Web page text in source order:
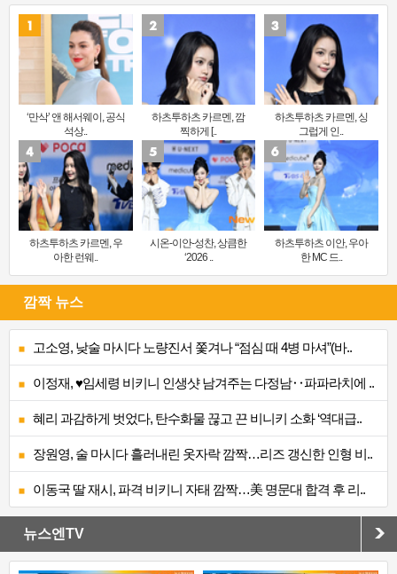
‘만삭’ 앤 해서웨이, 공식
석상..
하츠투하츠 카르멘, 깜
찍하게 [..
하츠투하츠 카르멘, 싱
그럽게 인..
하츠투하츠 카르멘, 우
아한 런웨..
시온-이안-성찬, 상큼한
‘2026 ..
하츠투하츠 이안, 우아
한 MC 드..
깜짝 뉴스
고소영, 낮술 마시다 노량진서 쫓겨나 “점심 때 4병 마셔”(바..
이정재, ♥임세령 비키니 인생샷 남겨주는 다정남‥파파라치에 ..
혜리 과감하게 벗었다, 탄수화물 끊고 끈 비니키 소화 ‘역대급..
장원영, 술 마시다 흘러내린 옷자락 깜짝…리즈 갱신한 인형 비..
이동국 딸 재시, 파격 비키니 자태 깜짝…美 명문대 합격 후 리..
뉴스엔TV